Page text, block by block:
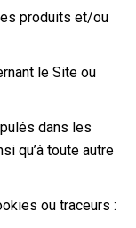
produits et/ou
le Site ou
dans les
qu’à toute autre
ou traceurs :